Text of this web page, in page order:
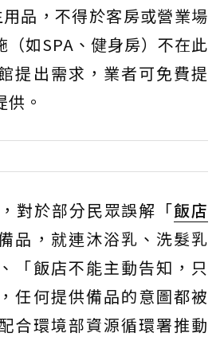
品，不得於客房或營業場
（如SPA、健身房）不在此
提出需求，業者可免費提
。
對於部分民眾誤解「飯店
品，就連沐浴乳、洗髮乳
「飯店不能主動告知，只
任何提供備品的意圖都被
合環境部資源循環署推動